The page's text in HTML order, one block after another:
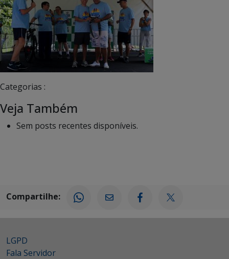
Categorias :
Veja Também
Sem posts recentes disponíveis.
Compartilhe:
LGPD
Fala Servidor